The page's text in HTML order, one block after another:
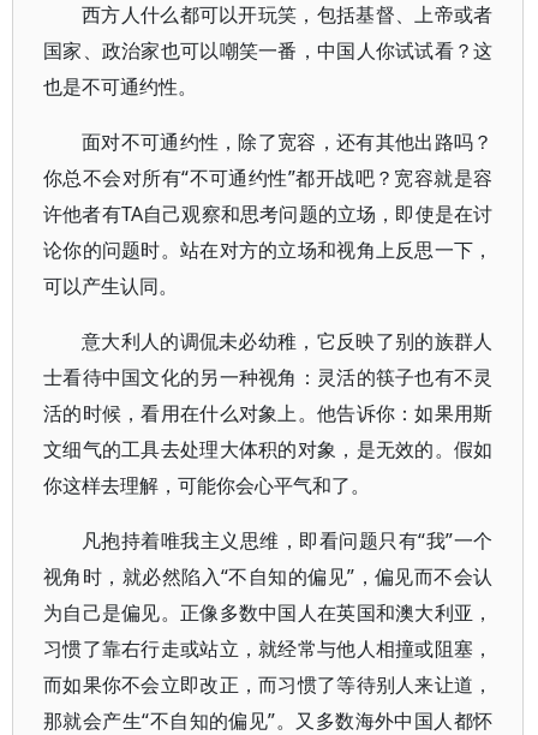
西方人什么都可以开玩笑，包括基督、上帝或者
国家、政治家也可以嘲笑一番，中国人你试试看？这
也是不可通约性。
面对不可通约性，除了宽容，还有其他出路吗？
你总不会对所有“不可通约性”都开战吧？宽容就是容
许他者有TA自己观察和思考问题的立场，即使是在讨
论你的问题时。站在对方的立场和视角上反思一下，
可以产生认同。
意大利人的调侃未必幼稚，它反映了别的族群人
士看待中国文化的另一种视角：灵活的筷子也有不灵
活的时候，看用在什么对象上。他告诉你：如果用斯
文细气的工具去处理大体积的对象，是无效的。假如
你这样去理解，可能你会心平气和了。
凡抱持着唯我主义思维，即看问题只有“我”一个
视角时，就必然陷入“不自知的偏见”，偏见而不会认
为自己是偏见。正像多数中国人在英国和澳大利亚，
习惯了靠右行走或站立，就经常与他人相撞或阻塞，
而如果你不会立即改正，而习惯了等待别人来让道，
那就会产生“不自知的偏见”。又多数海外中国人都怀